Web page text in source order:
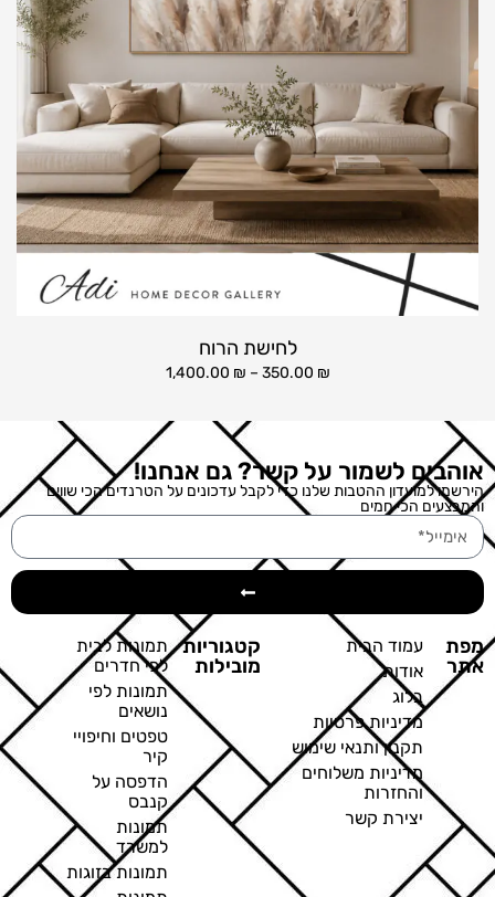
לחישת הרוח
350.00 ₪
–
1,400.00 ₪
אוהבים לשמור על קשר? גם אנחנו!
הירשמו למועדון ההטבות שלנו כדי לקבל עדכונים על הטרנדים הכי שווים
והמבצעים הכי חמים
מפת
אתר
עמוד הבית
אודות
בלוג
מדיניות פרטיות
תקנון ותנאי שימוש
מדיניות משלוחים
והחזרות
יצירת קשר
קטגוריות
מובילות
תמונות לבית
לפי חדרים
תמונות לפי
נושאים
טפטים וחיפויי
קיר
הדפסה על
קנבס
תמונות
למשרד
תמונות בזוגות